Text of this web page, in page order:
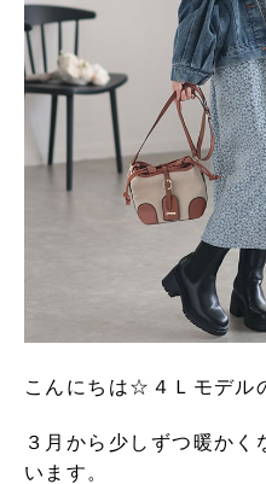
こんにちは☆４Ｌモデル
３月から少しずつ暖かく
います。